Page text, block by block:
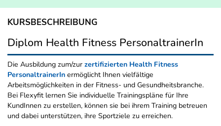
KURSBESCHREIBUNG
Diplom Health Fitness PersonaltrainerIn
Die Ausbildung zum/zur zertifizierten Health Fitness
PersonaltrainerIn ermöglicht Ihnen vielfältige
Arbeitsmöglichkeiten in der Fitness- und Gesundheitsbranche.
Bei Flexyfit lernen Sie individuelle Trainingspläne für Ihre
KundInnen zu erstellen, können sie bei ihrem Training betreuen
und dabei unterstützen, ihre Sportziele zu erreichen.